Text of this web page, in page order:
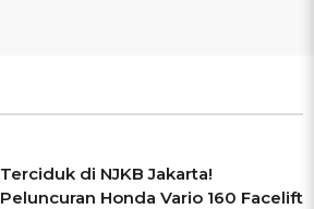
Terciduk di NJKB Jakarta!
Peluncuran Honda Vario 160 Facelift